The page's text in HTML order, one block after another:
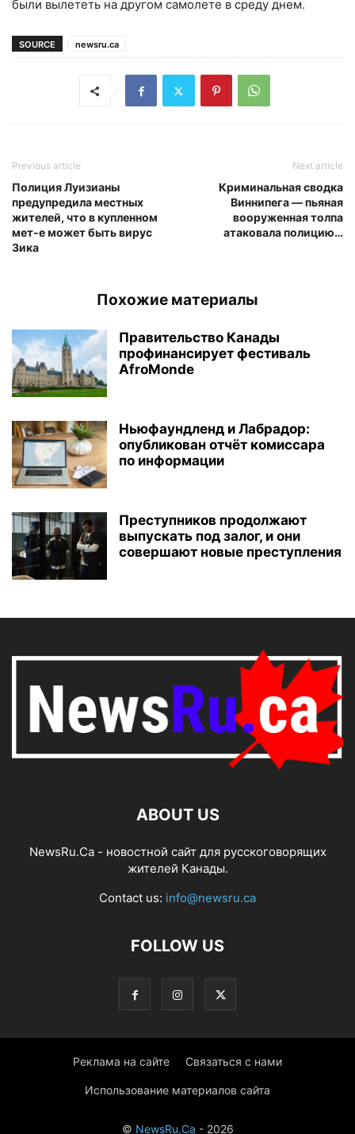
были вылететь на другом самолете в среду днем.
SOURCE newsru.ca
Previous article
Полиция Луизианы
предупредила местных
жителей, что в купленном
мет-е может быть вирус
Зика
Next article
Криминальная сводка
Виннипега — пьяная
вооруженная толпа
атаковала полицию…
Похожие материалы
Правительство Канады
профинансирует фестиваль
AfroMonde
Ньюфаундленд и Лабрадор:
опубликован отчёт комиссара
по информации
Преступников продолжают
выпускать под залог, и они
совершают новые преступления
ABOUT US
NewsRu.Ca - новостной сайт для русскоговорящих
жителей Канады.
Contact us: info@newsru.ca
FOLLOW US
Реклама на сайте Связаться с нами
Использование материалов сайта
© NewsRu.Ca - 2026